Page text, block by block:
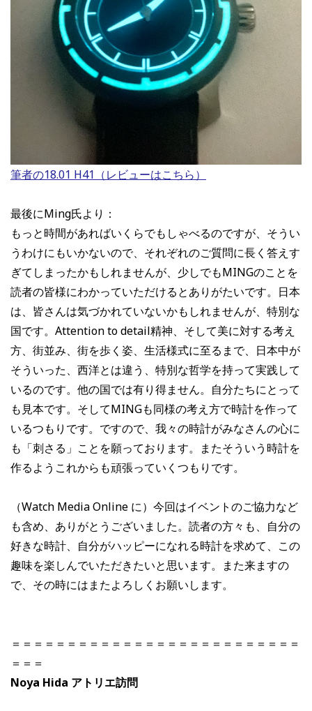
筆者の18.01 H41（レビューはこちら）
最後にMing氏より：
もっと時間があればいくらでもしゃべるのですが、そうい
うわけにもいかないので、それぞれのご質問に長く答えす
ぎてしまったかもしれませんが、少しでもMINGのことを
読者の皆様にわかっていただけるとありがたいです。日本
は、皆さんは気づかれていないかもしれませんが、特別な
国です。Attention to detail精神、そして美に対する考え
方、街並み、街を歩く姿、生活様式に至るまで、日本中が
そういった、西洋とは違う、特別な哲学を持って実践して
いるのです。他の国では有り得ません。自分たちにとって
も見本です。そしてMINGも同様の考え方で時計を作って
いるつもりです。ですので、我々の時計がみなさんの心に
も「刺さる」ことを願っております。またそういう時計を
作るようこれからも頑張っていくつもりです。
（Watch Media Online に）今回はイベントのご協力など
も含め、ありがとうございました。読者の方々も、自分の
好きな時計、自分がハッピーになれる時計を求めて、この
趣味を楽しんでいただきたいと思います。また来ますの
で、その時にはまたよろしくお願いします。
＝＝＝＝＝＝＝＝＝＝＝＝＝＝＝＝＝＝＝＝＝＝＝＝＝＝
＝＝＝
Noya Hida アトリエ訪問